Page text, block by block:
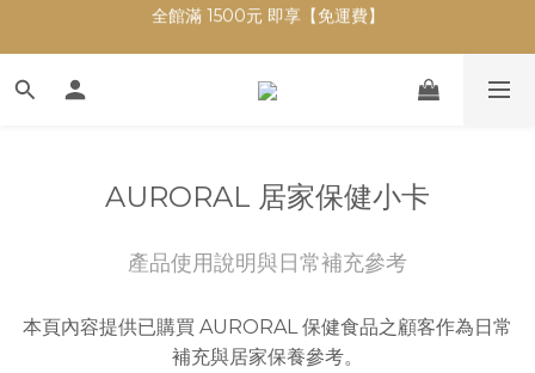
【零利率】全館支援信用卡分期付款
【零利率】全館支援信用卡分期付款
【新註冊會員】即享 $100元購物金
【零利率】全館支援信用卡分期付款
AURORAL 居家保健小卡
產品使用說明與日常補充參考
本頁內容提供已購買 AURORAL 保健食品之顧客作為日常
補充與居家保養參考。